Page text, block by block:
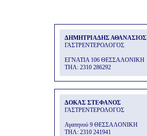
ΔΗΜΗΤΡΙΑΔΗΣ ΑΘΑΝΑΣΙΟΣ
ΓΑΣΤΡΕΝΤΕΡΟΛΟΓΟΣ
ΕΓΝΑΤΙΑ 106 ΘΕΣΣΑΛΟΝΙΚΗ
THΛ: 2310 286292
ΔΟΚΑΣ ΣΤΕΦΑΝΟΣ
ΓΑΣΤΡΕΝΤΕΡΟΛΟΓΟΣ
Αγαπηνού 9 ΘΕΣΣΑΛΟΝΙΚΗ
THΛ: 2310 241941